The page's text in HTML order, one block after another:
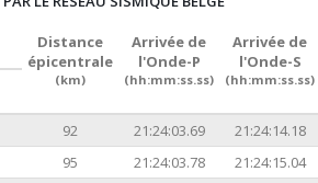
Distance
épicentrale
(km)
Arrivée de
l'Onde-P
(hh:mm:ss.ss)
Arrivée de
l'Onde-S
(hh:mm:ss.ss)
92 21:24:03.69
21:24:14.18
95 21:24:03.78
21:24:15.04